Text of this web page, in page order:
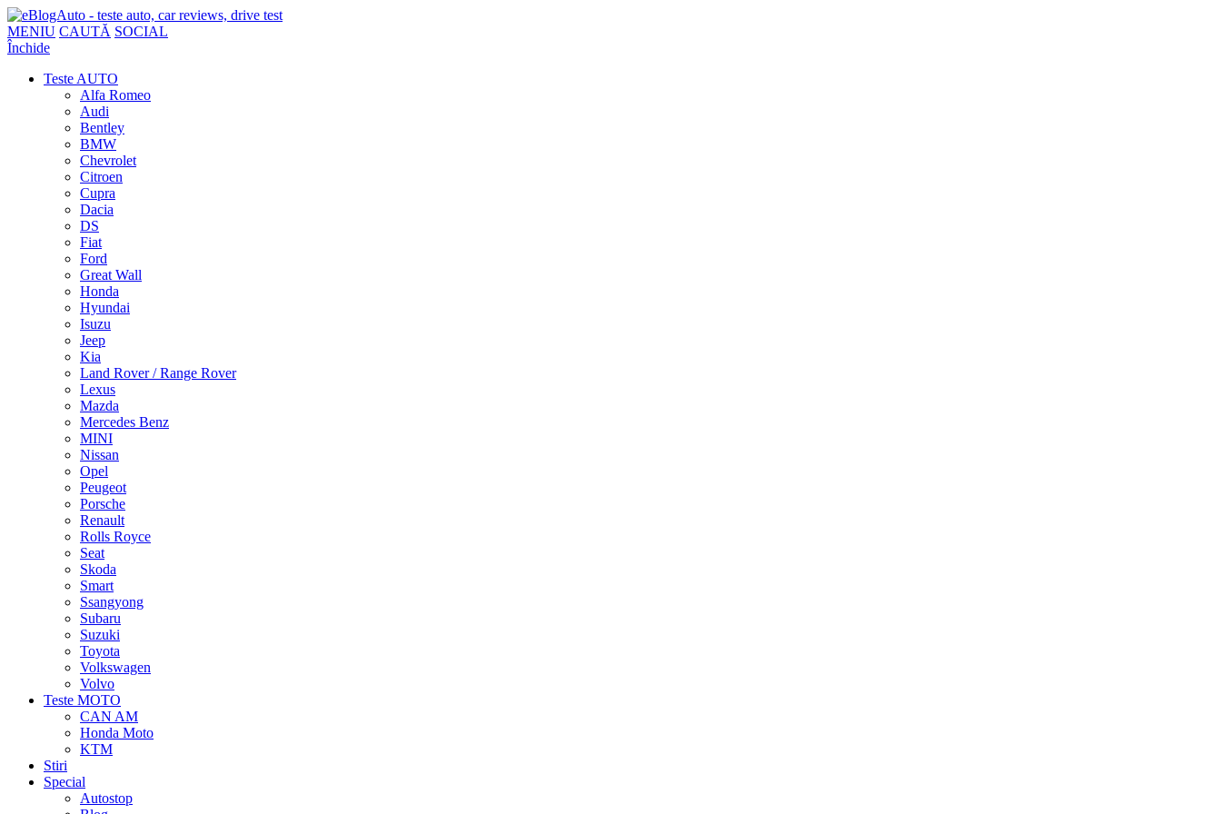
MENIU CAUTĂ SOCIAL
Închide
Teste AUTO
Alfa Romeo
Audi
Bentley
BMW
Chevrolet
Citroen
Cupra
Dacia
DS
Fiat
Ford
Great Wall
Honda
Hyundai
Isuzu
Jeep
Kia
Land Rover / Range Rover
Lexus
Mazda
Mercedes Benz
MINI
Nissan
Opel
Peugeot
Porsche
Renault
Rolls Royce
Seat
Skoda
Smart
Ssangyong
Subaru
Suzuki
Toyota
Volkswagen
Volvo
Teste MOTO
CAN AM
Honda Moto
KTM
Stiri
Special
Autostop